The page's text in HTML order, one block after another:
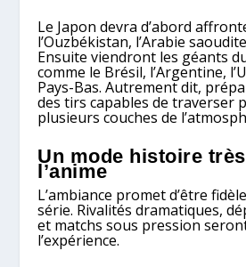
Le Japon devra d’abord
l’Ouzbékistan, l’Arabie
Ensuite viendront les géants
comme le Brésil, l’Argentine,
Pays-Bas. Autrement dit,
des tirs capables de traverser
plusieurs couches de
Un mode histoire
l’anime
L’ambiance promet d’être
série. Rivalités dramatiques,
et matchs sous pression
l’expérience.